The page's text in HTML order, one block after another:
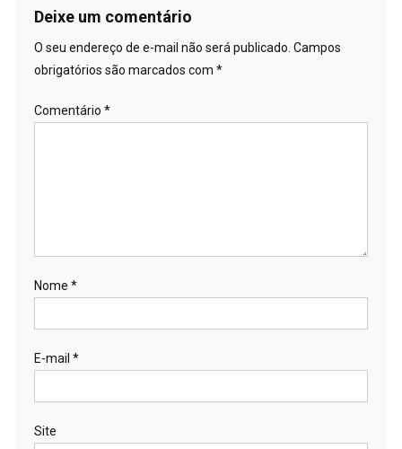
Post
Deixe um comentário
O seu endereço de e-mail não será publicado. Campos
obrigatórios são marcados com *
Comentário *
Nome *
E-mail *
Site